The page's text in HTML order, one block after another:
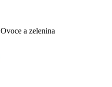
Ovoce a zelenina